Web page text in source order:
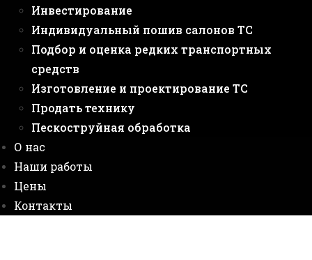
Инвестирование
Индивидуальный пошив салонов ТС
Подбор и оценка редких транспортных
средств
Изготовление и проектирование ТС
Продать технику
Пескоструйная обработка
О нас
Наши работы
Цены
Контакты